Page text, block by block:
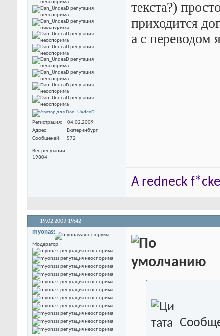
Регистрация
04.02.2009
Адрес
Екатеринбург
Сообщений
572
Вес репутации
19804
текста?)
приходится
а с переводом
A redneck
19.02.2009 19:42
myonass
Модератор